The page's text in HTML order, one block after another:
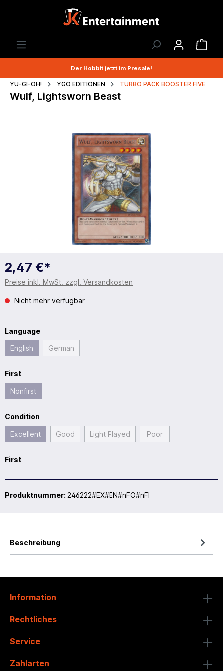
Der Hobbit jetzt im Presale!
YU-GI-OH! YGO EDITIONEN TURBO PACK BOOSTER FIVE
Wulf, Lightsworn Beast
2,47 €*
Preise inkl. MwSt. zzgl. Versandkosten
Nicht mehr verfügbar
Language
English German
First
Nonfirst
Condition
Excellent Good Light Played Poor
First
Produktnummer: 246222#EX#EN#nFO#nFI
Beschreibung
Information
Rechtliches
Service
Zahlarten